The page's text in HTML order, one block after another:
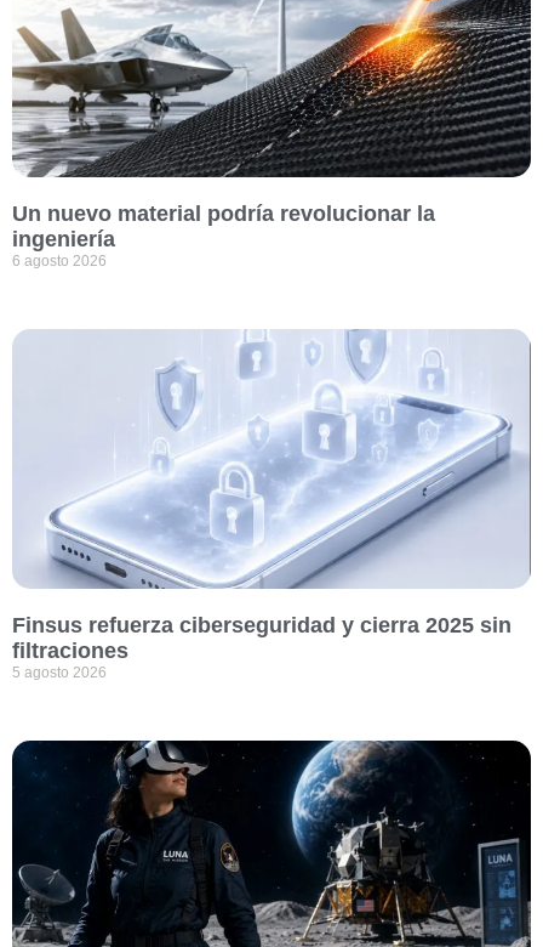
Un nuevo material podría revolucionar la
ingeniería
6 agosto 2026
Finsus refuerza ciberseguridad y cierra 2025 sin
filtraciones
5 agosto 2026